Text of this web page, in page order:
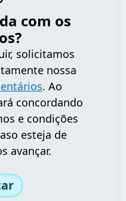
com os
solicitamos
nossa
. Ao
concordando
e condições
esteja de
avançar.